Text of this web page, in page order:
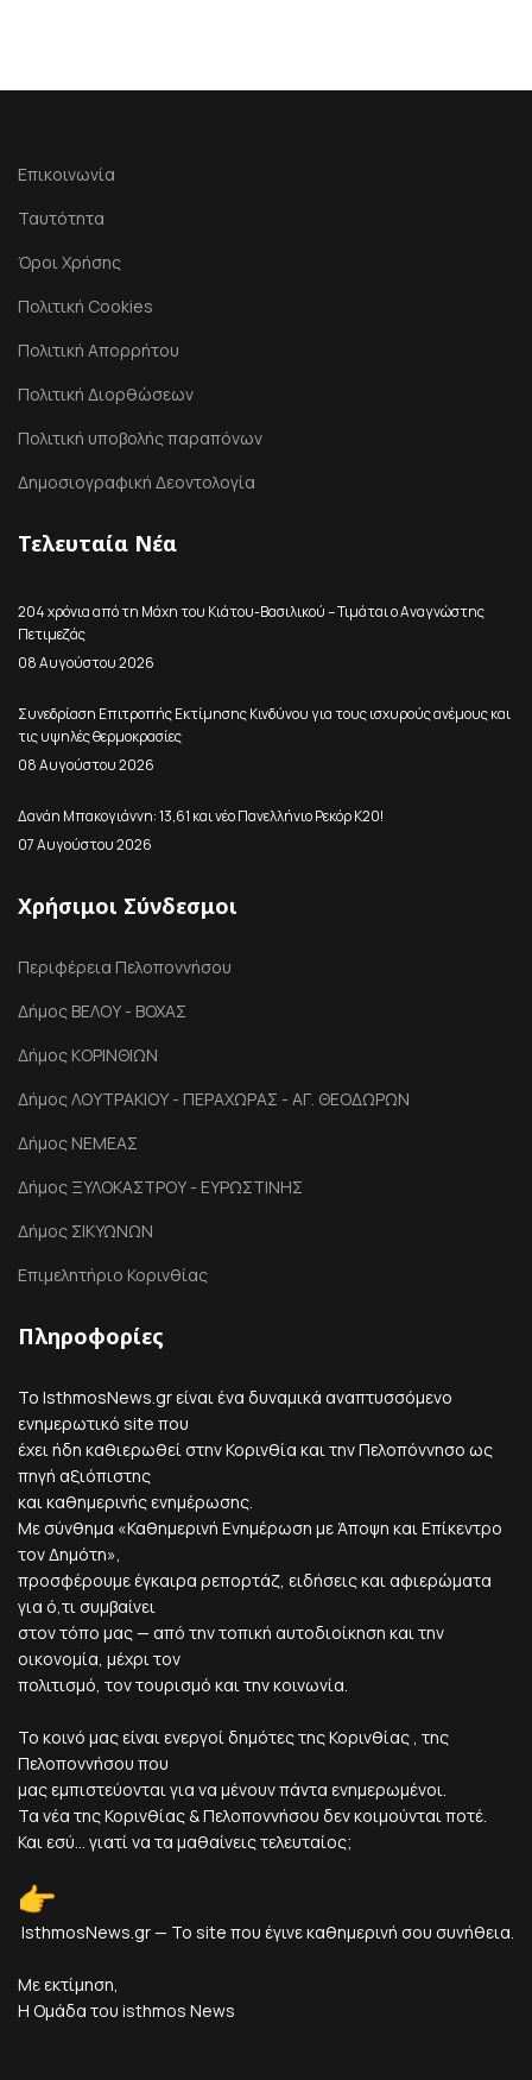
Επικοινωνία
Ταυτότητα
Όροι Χρήσης
Πολιτική Cookies
Πολιτική Απορρήτου
Πολιτική Διορθώσεων
Πολιτική υποβολής παραπόνων
Δημοσιογραφική Δεοντολογία
Τελευταία Νέα
204 χρόνια από τη Μάχη του Κιάτου-Βασιλικού – Τιμάται ο Αναγνώστης
Πετιμεζάς
08 Αυγούστου 2026
Συνεδρίαση Επιτροπής Εκτίμησης Κινδύνου για τους ισχυρούς ανέμους και
τις υψηλές θερμοκρασίες
08 Αυγούστου 2026
Δανάη Μπακογιάννη: 13,61 και νέο Πανελλήνιο Ρεκόρ Κ20!
07 Αυγούστου 2026
Χρήσιμοι Σύνδεσμοι
Περιφέρεια Πελοποννήσου
Δήμος ΒΕΛΟΥ - ΒΟΧΑΣ
Δήμος ΚΟΡΙΝΘΙΩΝ
Δήμος ΛΟΥΤΡΑΚΙΟΥ - ΠΕΡΑΧΩΡΑΣ - ΑΓ. ΘΕΟΔΩΡΩΝ
Δήμος ΝΕΜΕΑΣ
Δήμος ΞΥΛΟΚΑΣΤΡΟΥ - ΕΥΡΩΣΤΙΝΗΣ
Δήμος ΣΙΚΥΩΝΩΝ
Επιμελητήριο Κορινθίας
Πληροφορίες
Το IsthmosNews.gr είναι ένα δυναμικά αναπτυσσόμενο
ενημερωτικό site που
έχει ήδη καθιερωθεί στην Κορινθία και την Πελοπόννησο ως
πηγή αξιόπιστης
και καθημερινής ενημέρωσης.
Με σύνθημα «Καθημερινή Ενημέρωση με Άποψη και Επίκεντρο
τον Δημότη»,
προσφέρουμε έγκαιρα ρεπορτάζ, ειδήσεις και αφιερώματα
για ό,τι συμβαίνει
στον τόπο μας — από την τοπική αυτοδιοίκηση και την
οικονομία, μέχρι τον
πολιτισμό, τον τουρισμό και την κοινωνία.
Το κοινό μας είναι ενεργοί δημότες της Κορινθίας , της
Πελοποννήσου που
μας εμπιστεύονται για να μένουν πάντα ενημερωμένοι.
Τα νέα της Κορινθίας & Πελοποννήσου δεν κοιμούνται ποτέ.
Και εσύ... γιατί να τα μαθαίνεις τελευταίος;
IsthmosNews.gr — Το site που έγινε καθημερινή σου συνήθεια.
Με εκτίμηση,
Η Ομάδα του isthmos News